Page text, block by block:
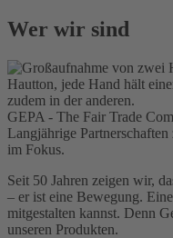
Wer wir sind
GEPA - The Fair Trade
Langjährige
im Fokus.
Seit 50 Jahren zeigen wir,
– er ist eine Bewegung.
mitgestalten kannst. Denn
unseren Produkten.